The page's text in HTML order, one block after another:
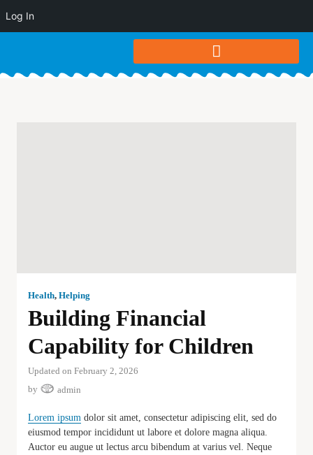
Health, Helping
Building Financial
Capability for Children
Updated on February 2, 2026
by
admin
Lorem ipsum dolor sit amet, consectetur adipiscing elit, sed do
eiusmod tempor incididunt ut labore et dolore magna aliqua.
Auctor eu augue ut lectus arcu bibendum at varius vel. Neque
Log In